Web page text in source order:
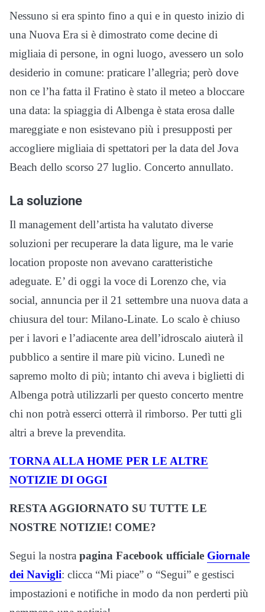
Nessuno si era spinto fino a qui e in questo inizio di
una Nuova Era si è dimostrato come decine di
migliaia di persone, in ogni luogo, avessero un solo
desiderio in comune: praticare l’allegria; però dove
non ce l’ha fatta il Fratino è stato il meteo a bloccare
una data: la spiaggia di Albenga è stata erosa dalle
mareggiate e non esistevano più i presupposti per
accogliere migliaia di spettatori per la data del Jova
Beach dello scorso 27 luglio. Concerto annullato.
La soluzione
Il management dell’artista ha valutato diverse
soluzioni per recuperare la data ligure, ma le varie
location proposte non avevano caratteristiche
adeguate. E’ di oggi la voce di Lorenzo che, via
social, annuncia per il 21 settembre una nuova data a
chiusura del tour: Milano-Linate. Lo scalo è chiuso
per i lavori e l’adiacente area dell’idroscalo aiuterà il
pubblico a sentire il mare più vicino. Lunedì ne
sapremo molto di più; intanto chi aveva i biglietti di
Albenga potrà utilizzarli per questo concerto mentre
chi non potrà esserci otterrà il rimborso. Per tutti gli
altri a breve la prevendita.
TORNA ALLA HOME PER LE ALTRE
NOTIZIE DI OGGI
RESTA AGGIORNATO SU TUTTE LE
NOSTRE NOTIZIE! COME?
Segui la nostra pagina Facebook ufficiale Giornale
dei Navigli: clicca “Mi piace” o “Segui” e gestisci
impostazioni e notifiche in modo da non perderti più